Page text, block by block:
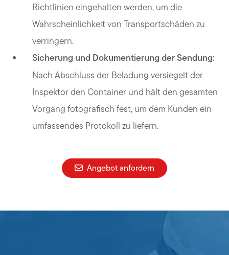
Richtlinien eingehalten werden, um die
Wahrscheinlichkeit von Transportschäden zu
verringern.
Sicherung und Dokumentierung der Sendung:
Nach Abschluss der Beladung versiegelt der
Inspektor den Container und hält den gesamten
Vorgang fotografisch fest, um dem Kunden ein
umfassendes Protokoll zu liefern.
Angebot anfordern